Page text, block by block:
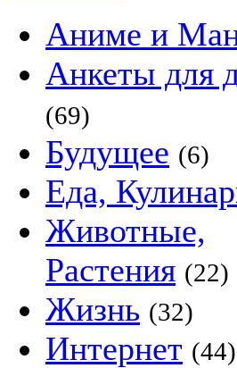
Аниме и
Анкеты для
(69)
Будущее (6)
Еда,
Животные,
Растения (22)
Жизнь (32)
Интернет (44)